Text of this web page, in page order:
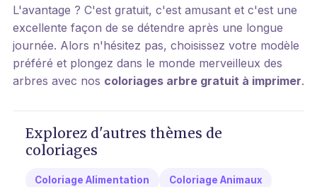
L'avantage ? C'est gratuit, c'est amusant et c'est une
excellente façon de se détendre après une longue
journée. Alors n'hésitez pas, choisissez votre modèle
préféré et plongez dans le monde merveilleux des
arbres avec nos coloriages arbre gratuit à imprimer.
Explorez d'autres thèmes de
coloriages
Coloriage Alimentation Coloriage Animaux